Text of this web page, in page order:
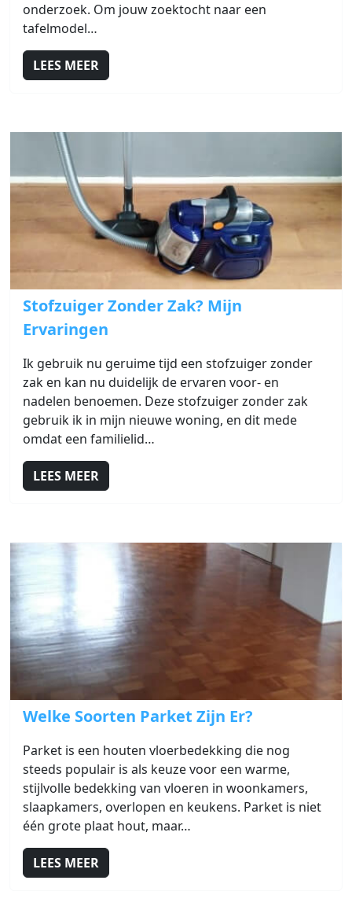
onderzoek. Om jouw zoektocht naar een
tafelmodel…
LEES MEER
Link naar Stofzuiger Zonder Zak? Mijn Ervaringen
Stofzuiger Zonder Zak? Mijn
Ervaringen
Ik gebruik nu geruime tijd een stofzuiger zonder
zak en kan nu duidelijk de ervaren voor- en
nadelen benoemen. Deze stofzuiger zonder zak
gebruik ik in mijn nieuwe woning, en dit mede
omdat een familielid…
LEES MEER
Link naar Welke Soorten Parket Zijn Er?
Welke Soorten Parket Zijn Er?
Parket is een houten vloerbedekking die nog
steeds populair is als keuze voor een warme,
stijlvolle bedekking van vloeren in woonkamers,
slaapkamers, overlopen en keukens. Parket is niet
één grote plaat hout, maar…
LEES MEER